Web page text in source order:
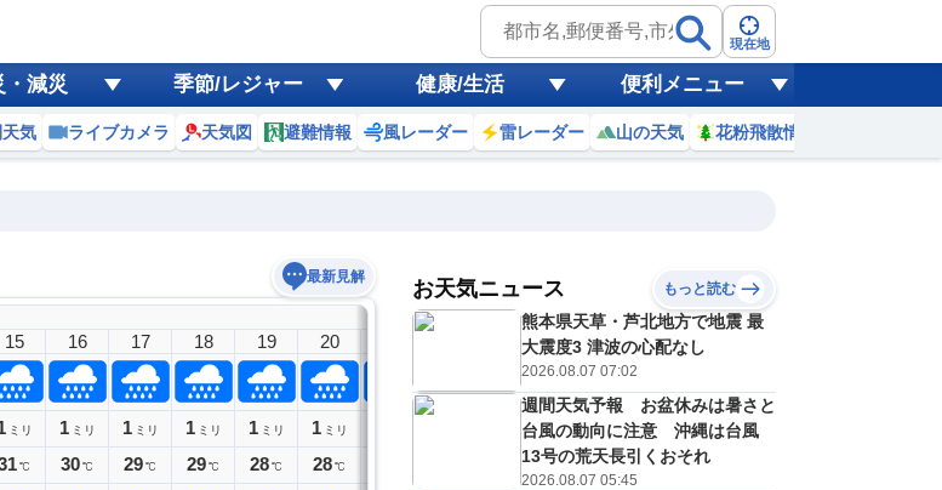
現在地
・減災 季節/レジャー 健康/生活 便利メニュー
気 ライブカメラ 天気図 避難情報 風レーダー 雷レーダー 山の天気 花粉飛散情報
最新見解
15
ミリ
℃
16
1 ミリ
30℃
17
1 ミリ
29℃
18
1 ミリ
29℃
19
1 ミリ
28℃
20
1 ミリ
28℃
23
ミリ
28℃
8日(土)
0
1ミリ
28℃
1
1ミリ
28℃
1 ミリ
28
1
お天気ニュース もっと読む
熊本県天草・芦北地方で地震 最
大震度3 津波の心配なし
2026.08.07 07:02
週間天気予報 お盆休みは暑さと
台風の動向に注意 沖縄は台風
13号の荒天長引くおそれ
2026.08.07 05:45